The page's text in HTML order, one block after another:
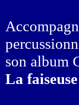
son album
La